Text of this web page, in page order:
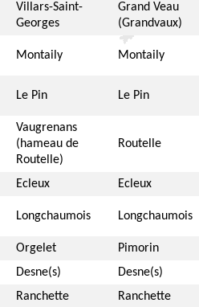
Villars-Saint-
Georges
Grand Veau
(Grandvaux)
Montaily Montaily
Le Pin Le Pin
Vaugrenans
(hameau de
Routelle)
Routelle
Ecleux Ecleux
Longchaumois Longchaumois
Orgelet
Pimorin
Desne(s)
Desne(s)
Ranchette Ranchette